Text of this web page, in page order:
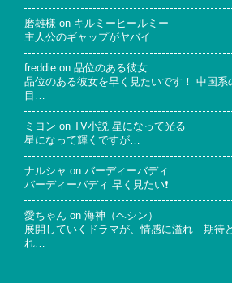
磨雄様 on キルミーヒールミー
主人公のギャップがヤバイ
freddie on 品位のある彼女
品位のある彼女を早く見たいです！ 中国系
目…
ミヨン on
TV小説 星になって光る
星になって輝くですが…
ナルシャ on バーディーバディ
バーディーバディ 早く見たい❗
愛ちゃん on 海神（ヘシン）
展開していくドラマが、情感に溢れ 期待
れ…